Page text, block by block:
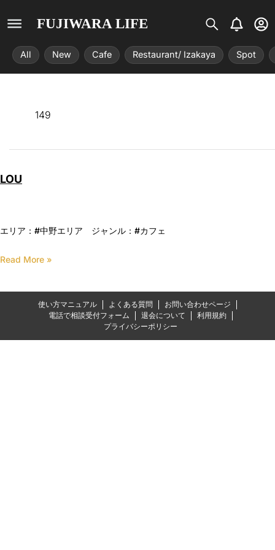
FUJIWARA LIFE
S
i
s
t
r
B
e
l
l
U
s
e
r
-
All New Cafe Restaurant/ Izakaya Spot
149
LOU
エリア：#中野エリア ジャンル：#カフェ
Read More »
使い方マニュアル よくある質問
お問い合わせページ
電話で相談受付フォーム
退会について
利用規約
プライバシーポリシー